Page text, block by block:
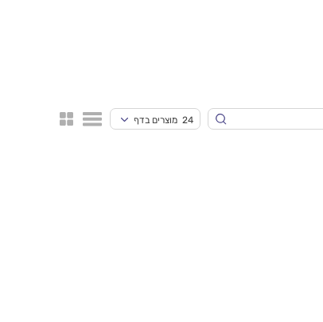
24 מוצרים בדף